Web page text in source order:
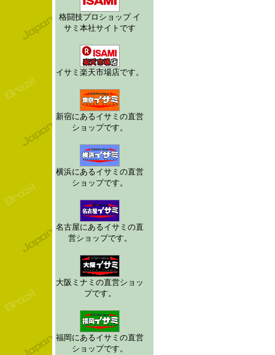
格闘技プロショップ イ
サミ本社サイトです
イサミ楽天市場店です。
新宿にあるイサミの直営
ショップです。
横浜にあるイサミの直営
ショップです。
名古屋にあるイサミの直
営ショップです。
大阪ミナミの直営ショッ
プです。
福岡にあるイサミの直営
ショップです。